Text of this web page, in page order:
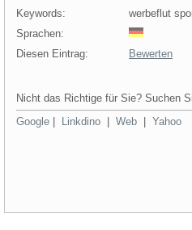
Keywords:
werbeflut
Sprachen:
Diesen Eintrag:
Bewerten
Nicht das Richtige für Sie? Suchen
Google
Linkdino Web Yahoo